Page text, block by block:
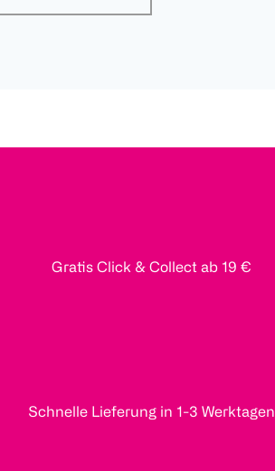
Gratis Click & Collect ab 19 €
Schnelle Lieferung in 1-3 Werktagen